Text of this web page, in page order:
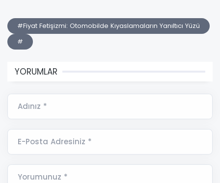
#Fiyat Fetişizmi: Otomobilde Kıyaslamaların Yanıltıcı Yüzü
#
YORUMLAR
Adınız *
E-Posta Adresiniz *
Yorumunuz *